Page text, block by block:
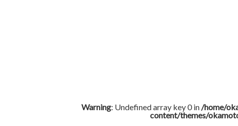
Warning: Undefined array key 0 in/home/
content/themes/